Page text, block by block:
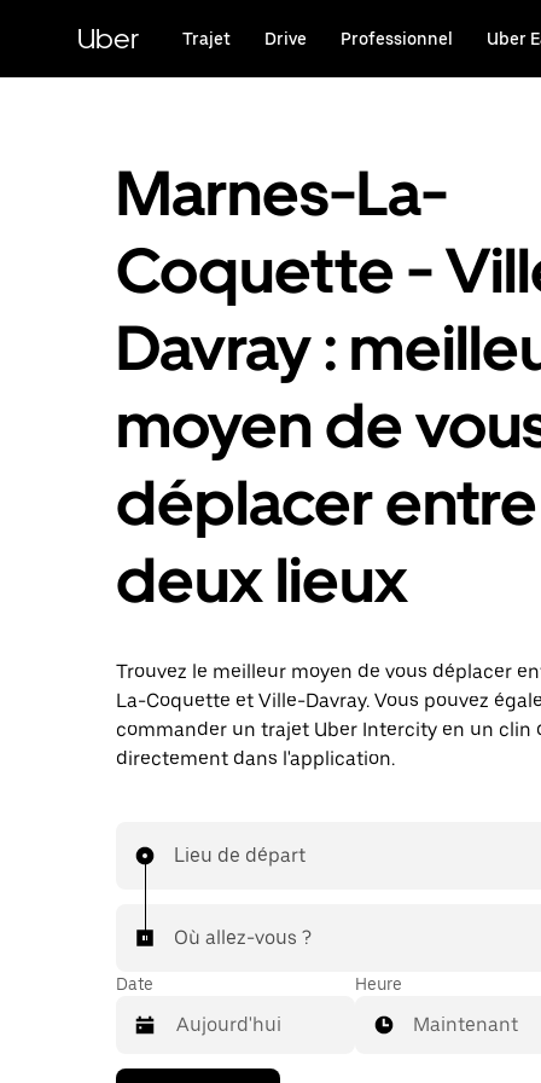
principal
Uber Trajet Drive Professionnel Uber
Marnes-La-
Coquette -
Davray :
moyen de
déplacer
deux lieux
Trouvez le meilleur moyen de vous déplacer
La-Coquette et Ville-Davray. Vous pouvez
commander un trajet Uber Intercity en un clin
directement dans l'application.
Lieu de départ
Où allez-vous ?
Date Heure
Maintenant